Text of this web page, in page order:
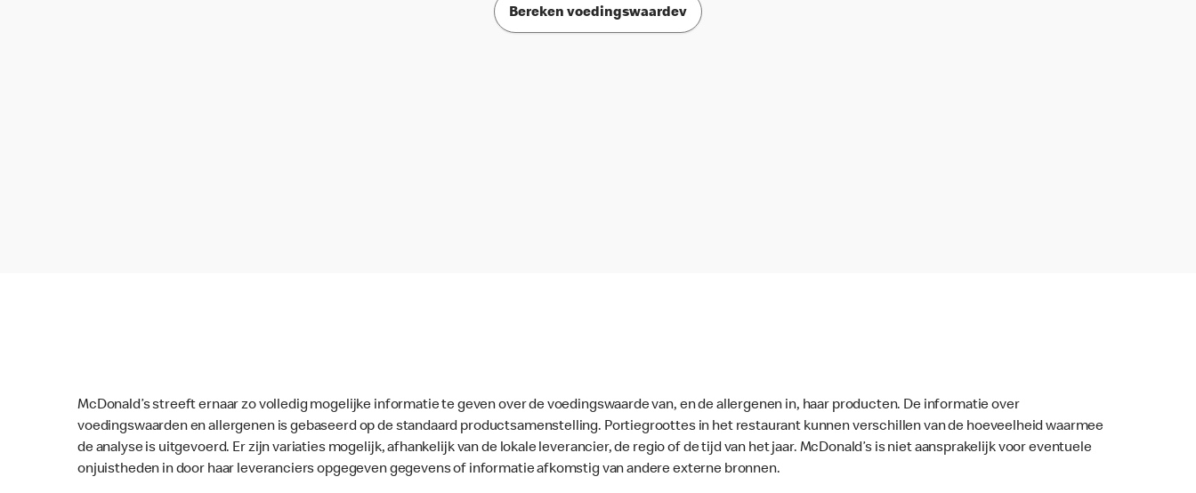
Bereken voedingswaardev
McDonald’s streeft ernaar zo volledig mogelijke informatie te geven over de voedingswaarde van, en de allergenen in, haar producten. De informatie over
voedingswaarden en allergenen is gebaseerd op de standaard productsamenstelling. Portiegroottes in het restaurant kunnen verschillen van de hoeveelheid waarmee
de analyse is uitgevoerd. Er zijn variaties mogelijk, afhankelijk van de lokale leverancier, de regio of de tijd van het jaar. McDonald’s is niet aansprakelijk voor eventuele
onjuistheden in door haar leveranciers opgegeven gegevens of informatie afkomstig van andere externe bronnen.